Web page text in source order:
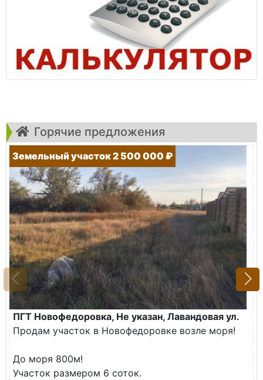
Горячие предложения
Земельный участок 2 500 000 ₽
ПГТ Новофедоровка, Не указан, Лавандовая ул.
Продам участок в Новофедоровке возле моря!
До моря 800м!
Участок размером 6 соток.